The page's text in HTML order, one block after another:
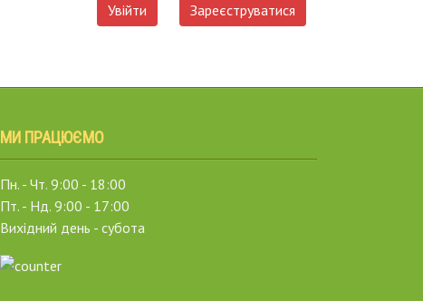
Увійти Зареєструватися
МИ ПРАЦЮЄМО
Пн. - Чт. 9:00 - 18:00
Пт. - Нд. 9:00 - 17:00
Вихідний день - субота